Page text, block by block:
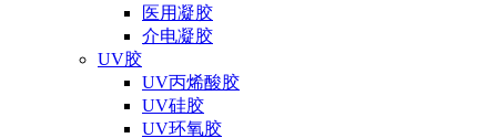
医用凝胶
介电凝胶
UV胶
UV丙烯酸胶
UV硅胶
UV环氧胶